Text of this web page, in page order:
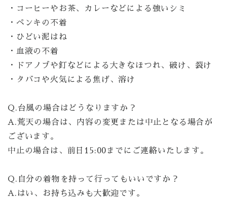
・コーヒーやお茶、カレーなどによる強いシミ
・ペンキの不着
・ひどい泥はね
・血液の不着
・ドアノブや釘などによる大きなほつれ、破け、裂け
・タバコや火気による焦げ、溶け
Q.台風の場合はどうなりますか？
A.荒天の場合は、内容の変更または中止となる場合が
ございます。
中止の場合は、前日15:00までにご連絡いたします。
Q.自分の着物を持って行ってもいいですか？
A.はい、お持ち込みも大歓迎です。